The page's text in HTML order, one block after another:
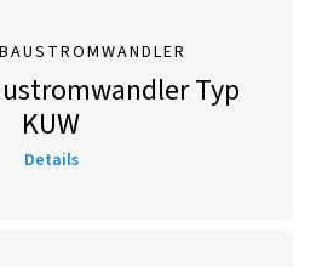
Typ
KUW
Details